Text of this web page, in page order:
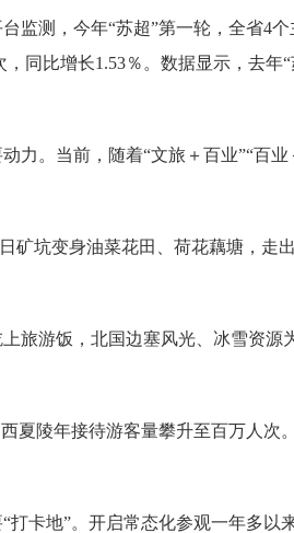
监测，今年“苏超”第一轮，全省4
同比增长1.53％。数据显示，去年
力。当前，随着“文旅＋百业”“百
矿坑变身油菜花田、荷花藕塘，走
旅游饭，北国边塞风光、冰雪资源
夏陵年接待游客量攀升至百万人次
卡地”。开启常态化参观一年多以